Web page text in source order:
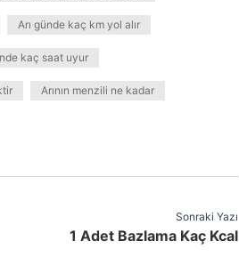
Arı günde kaç km yol alır
kaç saat uyur
Arının menzili ne kadar
Sonraki Yazı
1 Adet Bazlama Kaç Kcal